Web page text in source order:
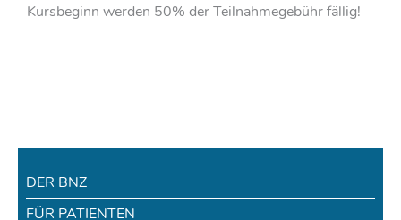
Kursbeginn werden 50% der Teilnahmegebühr fällig!
DER BNZ
FÜR PATIENTEN